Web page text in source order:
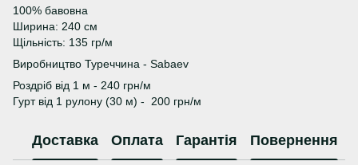
100% бавовна
Ширина: 240 см
Щільність: 135 гр/м
Виробництво Туреччина - Sabaev
Роздріб від 1 м - 240 грн/м
Гурт від 1 рулону (30 м) - 200 грн/м
Доставка Оплата Гарантія Повернення